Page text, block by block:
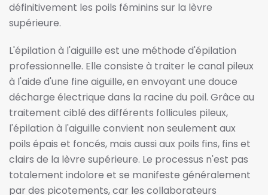
définitivement les poils féminins sur la lèvre
supérieure.
L'épilation à l'aiguille est une méthode d'épilation
professionnelle. Elle consiste à traiter le canal pileux
à l'aide d'une fine aiguille, en envoyant une douce
décharge électrique dans la racine du poil. Grâce au
traitement ciblé des différents follicules pileux,
l'épilation à l'aiguille convient non seulement aux
poils épais et foncés, mais aussi aux poils fins, fins et
clairs de la lèvre supérieure. Le processus n'est pas
totalement indolore et se manifeste généralement
par des picotements, car les collaborateurs